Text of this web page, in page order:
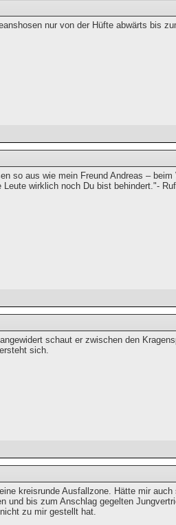
nur von der Hüfte abwärts bis
so aus wie mein Freund Andreas – beim
wirklich noch Du bist behindert."-
schaut er zwischen den
sich.
kreisrunde Ausfallzone. Hätte mir auch
und bis zum Anschlag gegelten
zu mir gestellt hat.